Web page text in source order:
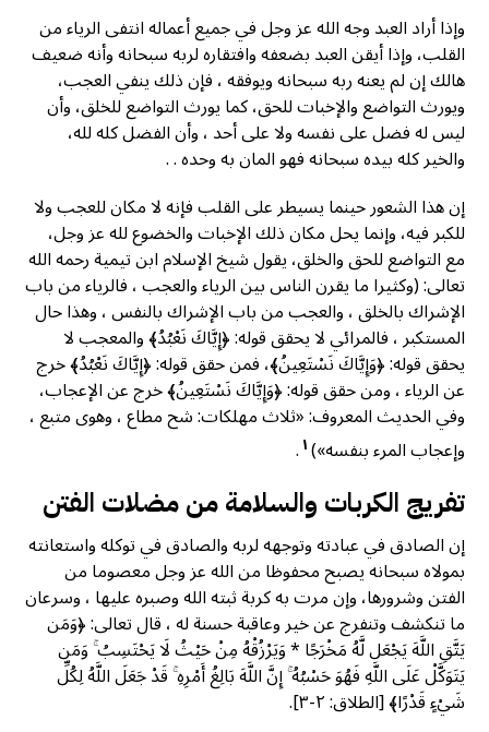
وإذا أراد العبد وجه الله عز وجل في جميع أعماله انتفى الرياء من
القلب، وإذا أيقن العبد بضعفه وافتقاره لربه سبحانه وأنه ضعيف
هالك إن لم يعنه ربه سبحانه ويوفقه ، فإن ذلك ينفي العجب،
ويورث التواضع والإخبات للحق، كما يورث التواضع للخلق، وأن
ليس له فضل على نفسه ولا على أحد ، وأن الفضل كله لله،
والخير كله بيده سبحانه فهو المان به وحده . .
إن هذا الشعور حينما يسيطر على القلب فإنه لا مكان للعجب ولا
للكبر فيه، وإنما يحل مكان ذلك الإخبات والخضوع لله عز وجل،
مع التواضع للحق والخلق، يقول شيخ الإسلام ابن تيمية رحمه الله
تعالى: (وكثيرا ما يقرن الناس بين الرياء والعجب ، فالرياء من باب
الإشراك بالخلق ، والعجب من باب الإشراك بالنفس ، وهذا حال
المستكبر ، فالمرائي لا يحقق قوله: ﴿إِيَّاكَ نَعْبُدُ﴾ والمعجب لا
يحقق قوله: ﴿وَإِيَّاكَ نَسْتَعِينُ﴾، فمن حقق قوله: ﴿إِيَّاكَ نَعْبُدُ﴾ خرج
عن الرياء ، ومن حقق قوله: ﴿وَإِيَّاكَ نَسْتَعِينُ﴾ خرج عن الإعجاب،
وفي الحديث المعروف: «ثلاث مهلكات: شح مطاع ، وهوى متبع ،
وإعجاب المرء بنفسه»)١.
تفريج الكربات والسلامة من مضلات الفتن
إن الصادق في عبادته وتوجهه لربه والصادق في توكله واستعانته
بمولاه سبحانه يصبح محفوظا من الله عز وجل معصوما من
الفتن وشرورها، وإن مرت به کربة ثبته الله وصبره عليها ، وسرعان
ما تنكشف وتنفرج عن خير وعاقبة حسنة له ، قال تعالى: ﴿وَمَن
يَتَّقِ اللَّهَ يَجْعَل لَّهُ مَخْرَجًا * وَيَرْزُقْهُ مِنْ حَيْثُ لَا يَحْتَسِبُ ۚ وَمَن
يَتَوَكَّلْ عَلَى اللَّهِ فَهُوَ حَسْبُهُ ۚ إِنَّ اللَّهَ بَالِغُ أَمْرِهِ ۚ قَدْ جَعَلَ اللَّهُ لِكُلِّ
شَيْءٍ قَدْرًا﴾ [الطلاق: ٢-٣].